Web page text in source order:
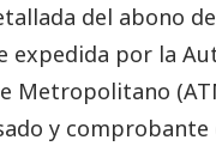
del abono
expedida por la
Metropolitano
y comprobante